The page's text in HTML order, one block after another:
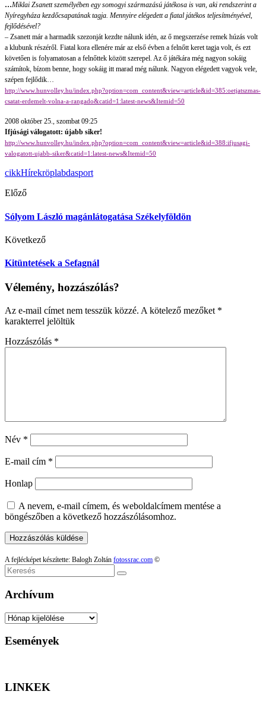
…Miklai Zsanett személyében egy somogyi származású játékosa is van, aki rendszerint a
Nyíregyháza kezdőcsapatának tagja. Mennyire elégedett a fiatal játékos teljesítményével,
fejlődésével?
– Zsanett már a harmadik szezonját kezdte nálunk idén, az ő megszerzése remek húzás volt
a klubunk részéről. Fiatal kora ellenére már az első évben a felnőtt keret tagja volt, és ezt
követően is folyamatosan a felnőttek között szerepel. Az ő játékára még nagyon sokáig
számítok, bízom benne, hogy sokáig itt marad még nálunk. Nagyon elégedett vagyok vele,
szépen fejlődik…
http://www.hunvolley.hu/index.php?option=com_content&view=article&id=385:oetjatszmas-
csatat-erdemelt-volna-a-rangado&catid=1:latest-news&Itemid=50
2008 október 25., szombat 09:25
Ifjúsági válogatott: újabb siker!
http://www.hunvolley.hu/index.php?option=com_content&view=article&id=388:ifjusagi-
valogatott-ujabb-siker&catid=1:latest-news&Itemid=50
cikkHírekröplabdasport
Előző
Sólyom László magánlátogatása Székelyföldön
Következő
Kitüntetések a Sefagnál
Vélemény, hozzászólás?
Az e-mail címet nem tesszük közzé. A kötelező mezőket *
karakterrel jelöltük
Hozzászólás *
Név *
E-mail cím *
Honlap
A nevem, e-mail címem, és weboldalcímem mentése a
böngészőben a következő hozzászólásomhoz.
A fejlécképet készítette: Balogh Zoltán fotossrac.com ©
Keresés
Archívum
Archívum
Események
LINKEK